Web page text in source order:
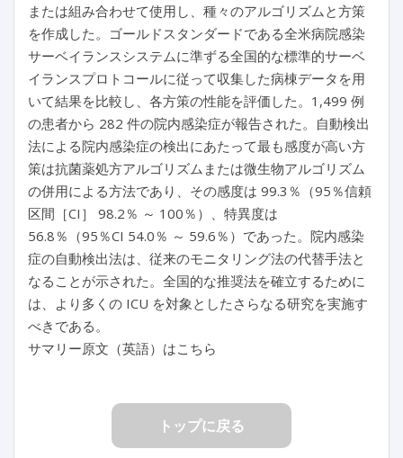
または組み合わせて使用し、種々のアルゴリズムと方策
を作成した。ゴールドスタンダードである全米病院感染
サーベイランスシステムに準ずる全国的な標準的サーベ
イランスプロトコールに従って収集した病棟データを用
いて結果を比較し、各方策の性能を評価した。1,499 例
の患者から 282 件の院内感染症が報告された。自動検出
法による院内感染症の検出にあたって最も感度が高い方
策は抗菌薬処方アルゴリズムまたは微生物アルゴリズム
の併用による方法であり、その感度は 99.3％（95％信頼
区間［CI］ 98.2％ ～ 100％）、特異度は
56.8％（95％CI 54.0％ ～ 59.6％）であった。院内感染
症の自動検出法は、従来のモニタリング法の代替手法と
なることが示された。全国的な推奨法を確立するために
は、より多くの ICU を対象としたさらなる研究を実施す
べきである。
サマリー原文（英語）はこちら
トップに戻る